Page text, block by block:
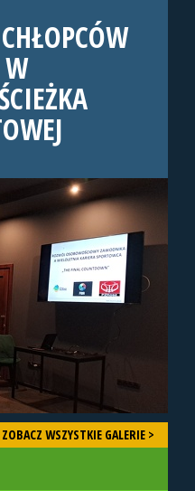
ZOBACZ WSZYSTKIE GALERIE >